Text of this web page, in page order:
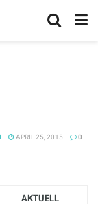
APRIL 25, 2015 0
AKTUELL